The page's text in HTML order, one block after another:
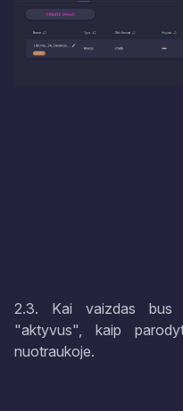
2.3. Kai vaizdas bus
"aktyvus", kaip
nuotraukoje.